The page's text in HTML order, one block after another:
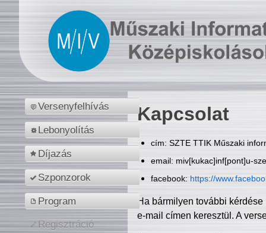
Versenyfelhívás
Lebonyolítás
Díjazás
Szponzorok
Program
Regisztráció
Kapcsolat
cím: SZTE TTIK Műszaki
email: miv[kukac]inf[pont]u-
facebook: https://
Ha bármilyen további
e-mail címen keresztül. A